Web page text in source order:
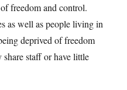
freedom and control.
as well as people living in
deprived of freedom
staff or have little